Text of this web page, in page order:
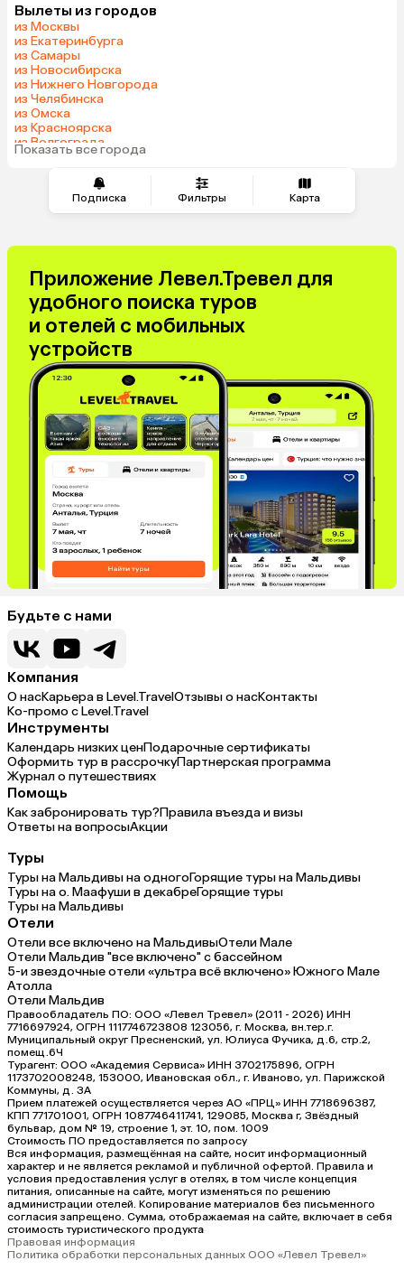
Подписка Фильтры Карта
Вылеты из городов
из Москвы
из Екатеринбурга
из Самары
из Новосибирска
из Нижнего Новгорода
из Челябинска
из Омска
из Красноярска
из Волгограда
Показать все города
Приложение Левел.Тревел для
удобного поиска туров
и отелей с мобильных
устройств
Будьте с нами
Компания
О насКарьера в Level.TravelОтзывы о насКонтакты
Ко-промо с Level.Travel
Инструменты
Календарь низких ценПодарочные сертификаты
Оформить тур в рассрочкуПартнерская программа
Журнал о путешествиях
Помощь
Как забронировать тур?Правила въезда и визы
Ответы на вопросыАкции
Туры
Туры на Мальдивы на одногоГорящие туры на Мальдивы
Туры на о. Маафуши в декабреГорящие туры
Туры на Мальдивы
Отели
Отели все включено на МальдивыОтели Мале
Отели Мальдив "все включено" с бассейном
5-и звездочные отели «ультра всё включено» Южного Мале
Атолла
Отели Мальдив
Правообладатель ПО: ООО «Левел Тревел» (2011 - 2026) ИНН
7716697924, ОГРН 1117746723808 123056, г. Москва, вн.тер.г.
Муниципальный округ Пресненский, ул. Юлиуса Фучика, д.6, стр.2,
помещ.6Ч
Турагент: ООО «Академия Сервиса» ИНН 3702175896, ОГРН
1173702008248, 153000, Ивановская обл., г. Иваново, ул. Парижской
Коммуны, д. ЗА
Прием платежей осуществляется через АО «ПРЦ» ИНН 7718696387,
КПП 771701001, ОГРН 1087746411741, 129085, Москва г, Звёздный
бульвар, дом № 19, строение 1, эт. 10, пом. 1009
Стоимость ПО предоставляется по запросу
Вся информация, размещённая на сайте, носит информационный
характер и не является рекламой и публичной офертой. Правила и
условия предоставления услуг в отелях, в том числе концепция
питания, описанные на сайте, могут изменяться по решению
администрации отелей. Копирование материалов без письменного
согласия запрещено. Сумма, отображаемая на сайте, включает в себя
стоимость туристического продукта
Правовая информация
Политика обработки персональных данных ООО «Левел Тревел»